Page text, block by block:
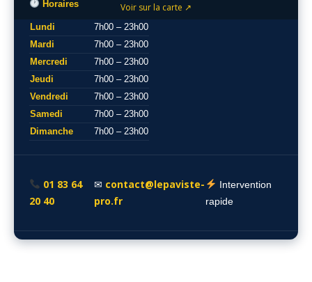
Voir sur la carte ↗
Horaires
Lundi
7h00 – 23h00
Mardi
7h00 – 23h00
Mercredi
7h00 – 23h00
Jeudi
7h00 – 23h00
Vendredi
7h00 – 23h00
Samedi
7h00 – 23h00
Dimanche
7h00 – 23h00
01 83 64
20 40
✉ contact@lepaviste-
pro.fr
Intervention
rapide